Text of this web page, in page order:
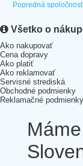
Popredná spoločnosť
Všetko o
Ako nakupovať
Cena dopravy
Ako platiť
Ako reklamovať
Servisné strediská
Obchodné podmienky
Reklamačné podmienky
Máme